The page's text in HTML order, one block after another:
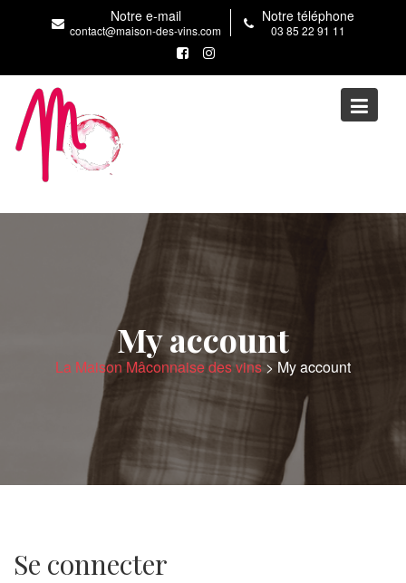
Notre e-mail
contact@maison-des-vins.com
Notre téléphone
03 85 22 91 11
My account
La Maison Mâconnaise des vins > My account
Se connecter